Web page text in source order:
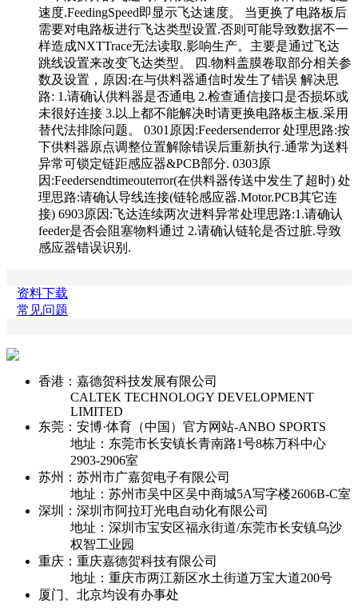
速度.FeedingSpeed即显示飞达速度。 当更换了电路板后
需要对电路板进行飞达类型设置.否则可能导致数据不一
样造成NXTTrace无法读取.影响生产。主要是通过飞达
跳线设置来改变飞达类型。 四.物料盖膜卷取部分相关参
数及设置，原因:在与供料器通信时发生了错误 解决思
路: 1.请确认供料器是否通电 2.检查通信接口是否损坏或
未很好连接 3.以上都不能解决时请更换电路板主板.采用
替代法排除问题。 0301原因:Feedersenderror 处理思路:按
下供料器原点调整位置解除错误后重新执行.通常为送料
异常可锁定链距感应器&PCB部分. 0303原
因:Feedersendtimeouterror(在供料器传送中发生了超时) 处
理思路:请确认导线连接(链轮感应器.Motor.PCB其它连
接) 6903原因:飞达连续两次进料异常处理思路:1.请确认
feeder是否会阻塞物料通过 2.请确认链轮是否过脏.导致
感应器错误识别.
资料下载
常见问题
香港：嘉德贺科技发展有限公司
CALTEK TECHNOLOGY DEVELOPMENT
LIMITED
东莞：安博·体育（中国）官方网站-ANBO SPORTS
地址：东莞市长安镇长青南路1号8栋万科中心
2903-2906室
苏州：苏州市广嘉贺电子有限公司
地址：苏州市吴中区吴中商城5A写字楼2606B-C室
深圳：深圳市阿拉玎光电自动化有限公司
地址：深圳市宝安区福永街道/东莞市长安镇乌沙
权智工业园
重庆：重庆嘉德贺科技有限公司
地址：重庆市两江新区水土街道万宝大道200号
厦门、北京均设有办事处